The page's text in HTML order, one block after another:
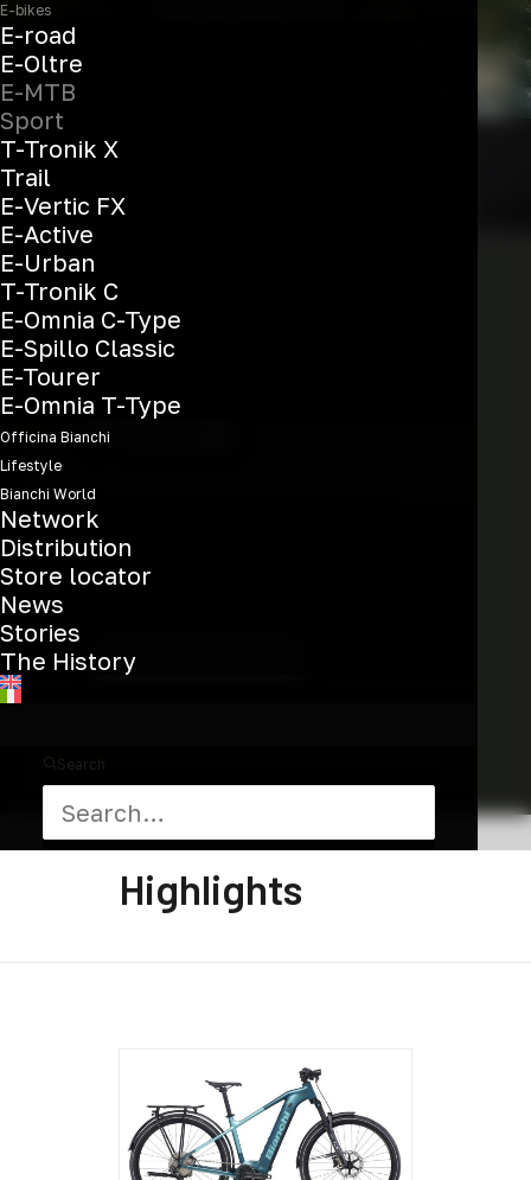
E-bikes
E-road
E-Oltre
E-MTB
Sport
T-Tronik X
Trail
E-Vertic FX
E-Active
E-Urban
T-Tronik C
E-Omnia C-Type
E-Spillo Classic
E-Tourer
E-Omnia T-Type
Officina Bianchi
Lifestyle
Bianchi World
Network
Distribution
Store locator
News
Stories
The History
Search
T-Tronik
Take hills in your stride. Go
further than you thought.
Discover the collection
Highlights